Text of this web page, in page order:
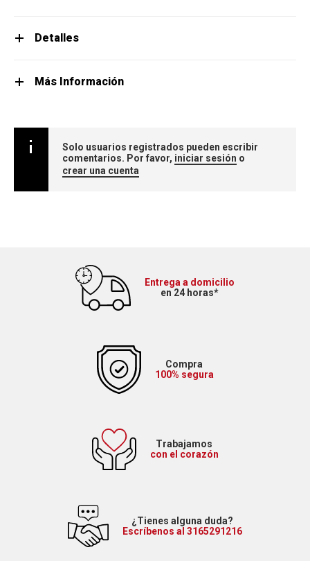
Detalles
Más Información
Solo usuarios registrados pueden escribir
comentarios. Por favor, iniciar sesión o
crear una cuenta
Entrega a domicilio
en 24 horas*
Compra
100% segura
Trabajamos
con el corazón
¿Tienes alguna duda?
Escríbenos al 3165291216